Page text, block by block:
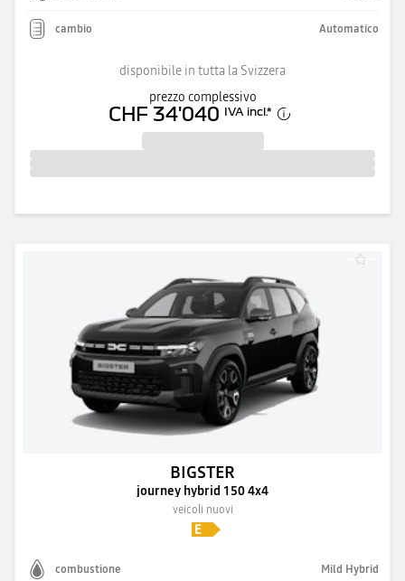
cambio Automatico
disponibile in tutta la Svizzera
prezzo complessivo
CHF 34'040 IVA incl.*
BIGSTER
journey hybrid 150 4x4
veicoli nuovi
combustione Mild Hybrid